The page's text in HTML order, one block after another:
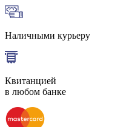
Наличными курьеру
Квитанцией
в любом банке